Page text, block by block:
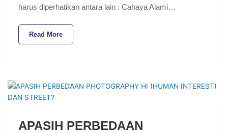
harus diperhatikan antara lain : Cahaya Alami…
Read More
APASIH PERBEDAAN